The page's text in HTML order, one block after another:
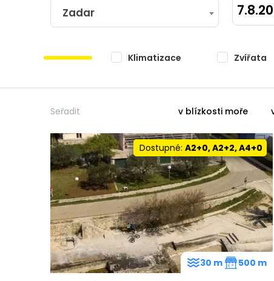
Zadar
Klimatizace Zvířata
Seřadit v blízkosti moře
Dostupné:A2+0, A2+2, A4+0
30 m 500 m